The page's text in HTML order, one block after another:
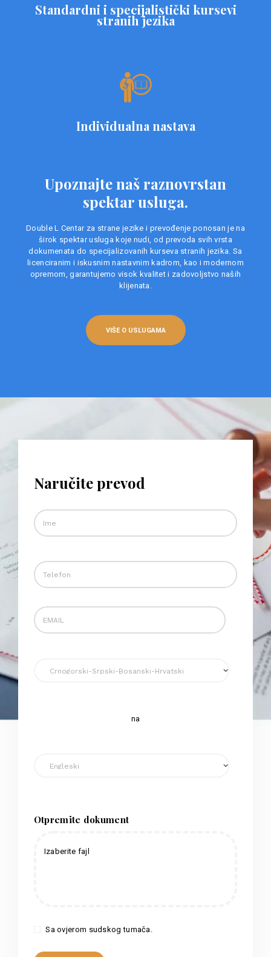
Standardni i specijalistički kursevi
stranih jezika
Individualna nastava
Upoznajte naš raznovrstan
spektar usluga.
Double L Centar za strane jezike i prevođenje ponosan je na
širok spektar usluga koje nudi, od prevoda svih vrsta
dokumenata do specijalizovanih kurseva stranih jezika. Sa
licenciranim i iskusnim nastavnim kadrom, kao i modernom
opremom, garantujemo visok kvalitet i zadovoljstvo naših
klijenata.
VIŠE O USLUGAMA
Naručite prevod
na
Otpremite dokument
Izaberite fajl
Sa ovjerom sudskog tumača.